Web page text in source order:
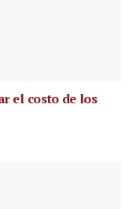
el costo de los